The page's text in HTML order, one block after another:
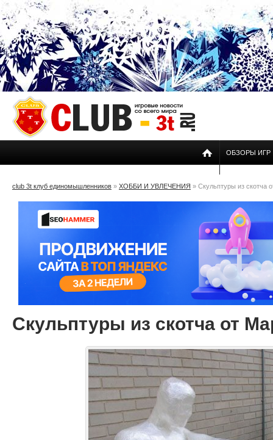
ОБЗОРЫ ИГР
club 3t клуб единомышленников » ХОББИ И УВЛЕЧЕНИЯ » Скульптуры из скотча
Скульптуры из скотча от